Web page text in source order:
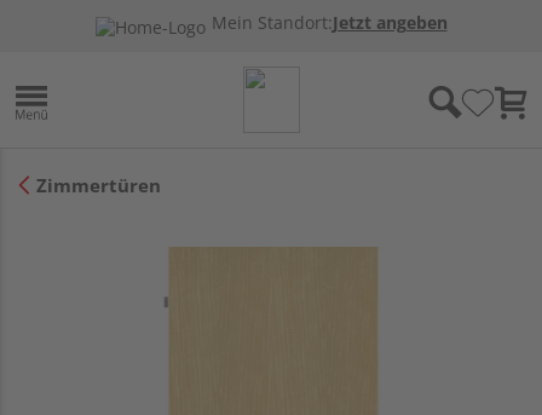
Mein Standort:Jetzt angeben
Zimmertüren